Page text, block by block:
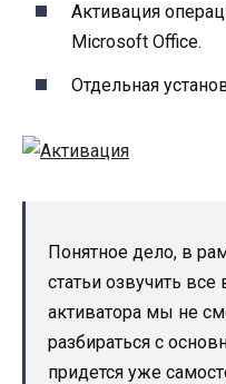
Активация
Microsoft Office.
Отдельная
Понятное дело, в
статьи озвучить
активатора мы не
разбираться с
придется уже